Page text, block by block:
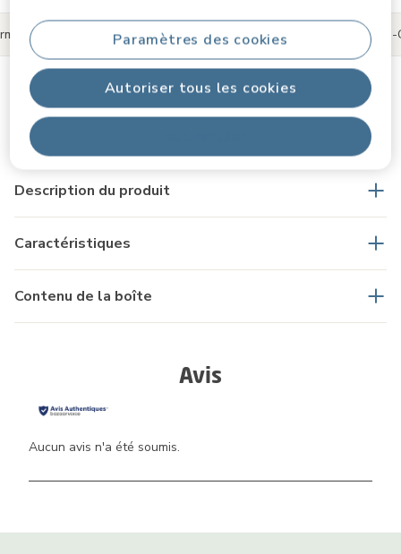
Autoriser tous les cookies
Paramètres des cookies
Informations sur le produit
Description du produit
Caractéristiques
Contenu de la boîte
sur le produit Reviews Partagez vos moments Maxi-
Avis
Aucun avis n'a été soumis.